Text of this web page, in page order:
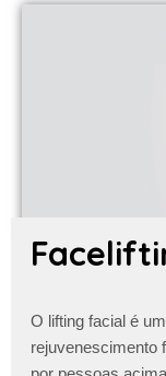
O lifting facial é
rejuvenescimento